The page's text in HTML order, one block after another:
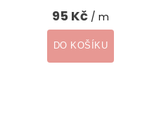
95 Kč / m
DO KOŠÍKU